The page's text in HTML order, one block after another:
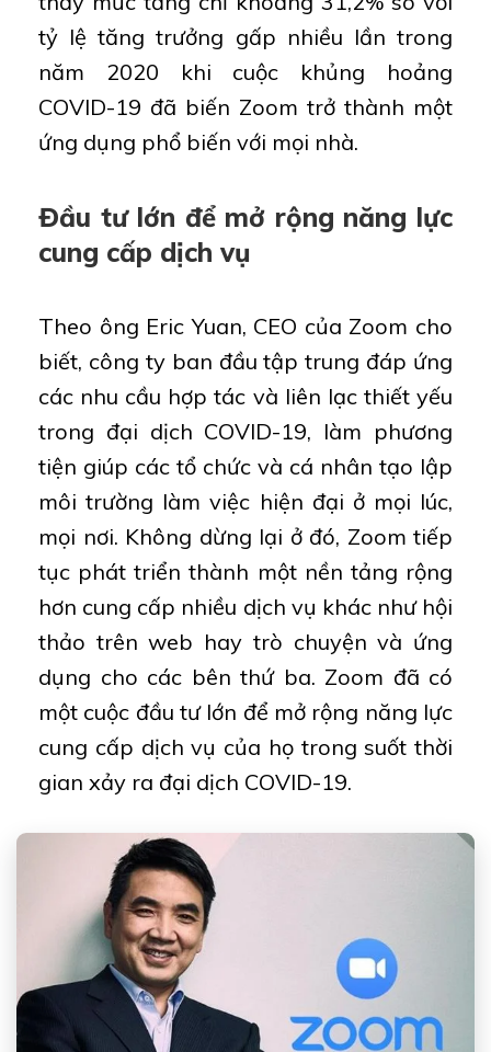
tỷ lệ tăng trưởng gấp nhiều lần trong
năm 2020 khi cuộc khủng hoảng
COVID-19 đã biến Zoom trở thành một
ứng dụng phổ biến với mọi nhà.
Đầu tư lớn để mở rộng năng lực
cung cấp dịch vụ
Theo ông Eric Yuan, CEO của Zoom cho
biết, công ty ban đầu tập trung đáp ứng
các nhu cầu hợp tác và liên lạc thiết yếu
trong đại dịch COVID-19, làm phương
tiện giúp các tổ chức và cá nhân tạo lập
môi trường làm việc hiện đại ở mọi lúc,
mọi nơi. Không dừng lại ở đó, Zoom tiếp
tục phát triển thành một nền tảng rộng
hơn cung cấp nhiều dịch vụ khác như hội
thảo trên web hay trò chuyện và ứng
dụng cho các bên thứ ba. Zoom đã có
một cuộc đầu tư lớn để mở rộng năng lực
cung cấp dịch vụ của họ trong suốt thời
gian xảy ra đại dịch COVID-19.